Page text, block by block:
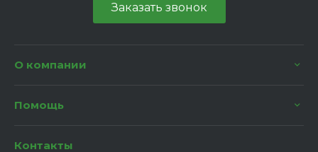
Заказать звонок
О компании
Помощь
Контакты